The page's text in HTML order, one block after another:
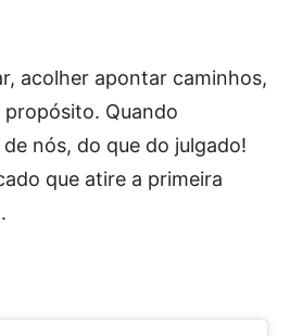
acolher apontar caminhos,
Quando
nós, do que do julgado!
que atire a primeira